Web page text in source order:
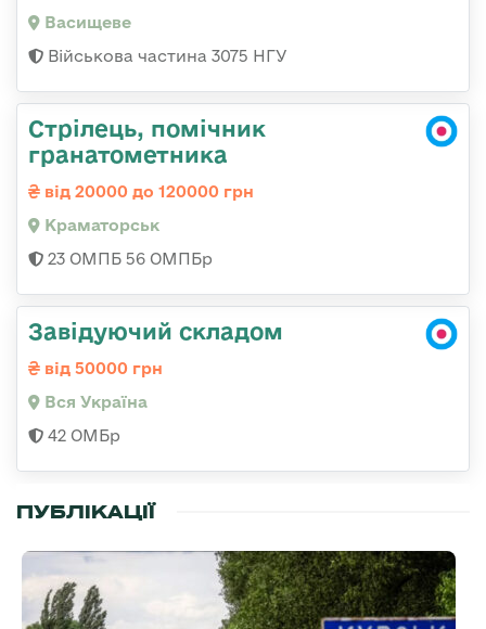
Васищеве
Військова частина 3075 НГУ
Стрілець, помічник
гранатометника
від 20000 до 120000 грн
Краматорськ
23 ОМПБ 56 ОМПБр
Завідуючий складом
від 50000 грн
Вся Україна
42 ОМБр
ПУБЛІКАЦІЇ